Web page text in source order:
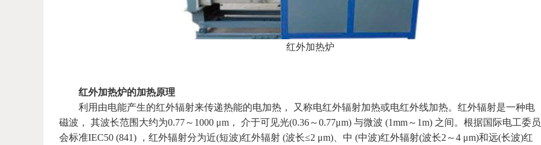
红外加热炉
红外加热炉的加热原理
利用由电能产生的红外辐射来传递热能的电加热， 又称电红外辐射加热或电红外线加热。红外辐射是一种电
磁波， 其波长范围大约为0.77～1000 μm， 介于可见光(0.36～0.77μm) 与微波 (1mm～1m) 之间。根据国际电工委员
会标准IEC50 (841) ，红外辐射分为近(短波)红外辐射 (波长≤2 μm)、中 (中波)红外辐射(波长2～4 μm)和远(长波)红